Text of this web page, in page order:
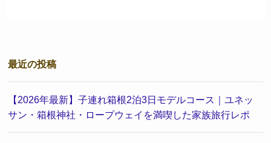
最近の投稿
【2026年最新】子連れ箱根2泊3日モデルコース｜ユネッ
サン・箱根神社・ロープウェイを満喫した家族旅行レポ